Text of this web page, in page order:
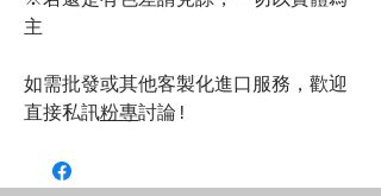
主
如需批發或其他客製化進口服務，歡迎
直接私訊粉專討論!